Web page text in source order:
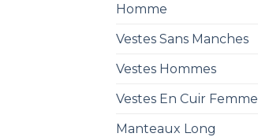
Homme
Vestes Sans Manches
Vestes Hommes
Vestes En Cuir Femme
Manteaux Long